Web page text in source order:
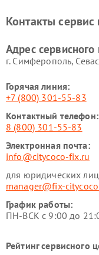
Контакты сервис
Адрес
г. Симферополь,
Горячая линия:
+7 (800) 301-55-83
Контактный телефон:
8 (800) 301-55-83
Электронная почта:
info@citycoco-fix.ru
для юридических лиц
manager@fix-
График работы:
ПН-ВСК с 9:00 до
Рейтинг сервисного